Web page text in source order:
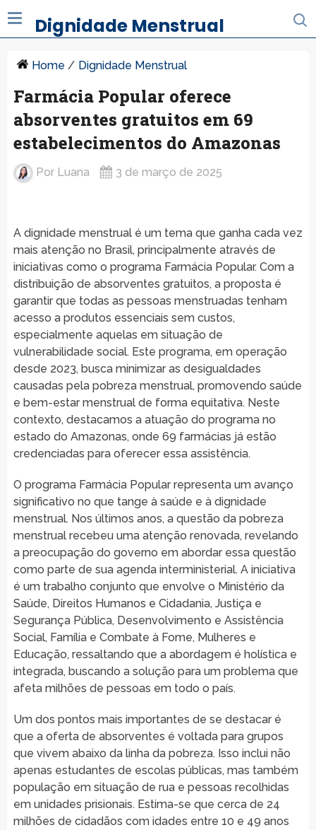
Dignidade Menstrual
Home / Dignidade Menstrual
Farmácia Popular oferece
absorventes gratuitos em 69
estabelecimentos do Amazonas
Por Luana 3 de março de 2025
A dignidade menstrual é um tema que ganha cada vez
mais atenção no Brasil, principalmente através de
iniciativas como o programa Farmácia Popular. Com a
distribuição de absorventes gratuitos, a proposta é
garantir que todas as pessoas menstruadas tenham
acesso a produtos essenciais sem custos,
especialmente aquelas em situação de
vulnerabilidade social. Este programa, em operação
desde 2023, busca minimizar as desigualdades
causadas pela pobreza menstrual, promovendo saúde
e bem-estar menstrual de forma equitativa. Neste
contexto, destacamos a atuação do programa no
estado do Amazonas, onde 69 farmácias já estão
credenciadas para oferecer essa assistência.
O programa Farmácia Popular representa um avanço
significativo no que tange à saúde e à dignidade
menstrual. Nos últimos anos, a questão da pobreza
menstrual recebeu uma atenção renovada, revelando
a preocupação do governo em abordar essa questão
como parte de sua agenda interministerial. A iniciativa
é um trabalho conjunto que envolve o Ministério da
Saúde, Direitos Humanos e Cidadania, Justiça e
Segurança Pública, Desenvolvimento e Assistência
Social, Família e Combate à Fome, Mulheres e
Educação, ressaltando que a abordagem é holística e
integrada, buscando a solução para um problema que
afeta milhões de pessoas em todo o país.
Um dos pontos mais importantes de se destacar é
que a oferta de absorventes é voltada para grupos
que vivem abaixo da linha da pobreza. Isso inclui não
apenas estudantes de escolas públicas, mas também
população em situação de rua e pessoas recolhidas
em unidades prisionais. Estima-se que cerca de 24
milhões de cidadãos com idades entre 10 e 49 anos